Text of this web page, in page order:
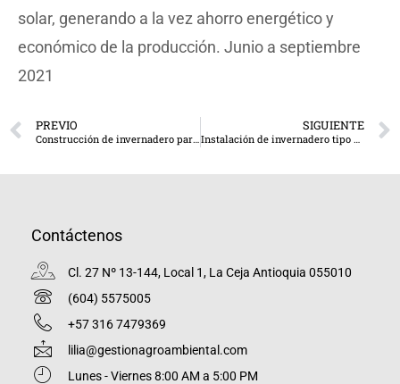
solar, generando a la vez ahorro energético y
económico de la producción. Junio a septiembre
2021
PREVIO
Construcción de invernadero para la reproducción de plantas nativas, especies forestales y frailejones en el Páramo Pan de Azúcar.
SIGUIENTE
Instalación de invernadero tipo semitecho para la empresa Quality Hass S.A.S., en un área de 3600 m2, en el municipio de Abejorral – Antioquia
Contáctenos
Cl. 27 Nº 13-144, Local 1, La Ceja Antioquia 055010
(604) 5575005
+57 316 7479369
lilia@gestionagroambiental.com
Lunes - Viernes 8:00 AM a 5:00 PM